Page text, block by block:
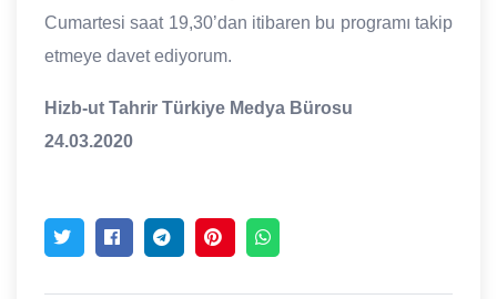
Cumartesi saat 19,30’dan itibaren bu programı takip
etmeye davet ediyorum.
Hizb-ut Tahrir Türkiye Medya Bürosu
24.03.2020